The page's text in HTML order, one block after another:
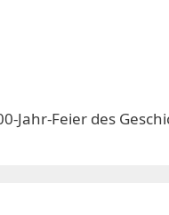
Jahr-Feier des